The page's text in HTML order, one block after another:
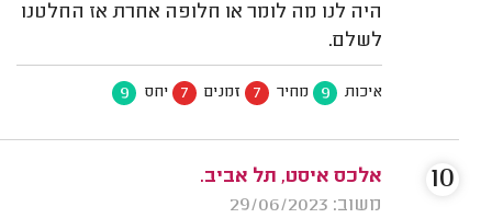
היה לנו מה לומר או חלופה אחרת אז החלטנו
לשלם.
איכות 9 מחיר 7 זמנים 7 יחס 9
אלכס איסט, תל אביב.
משוב: 29/06/2023
10